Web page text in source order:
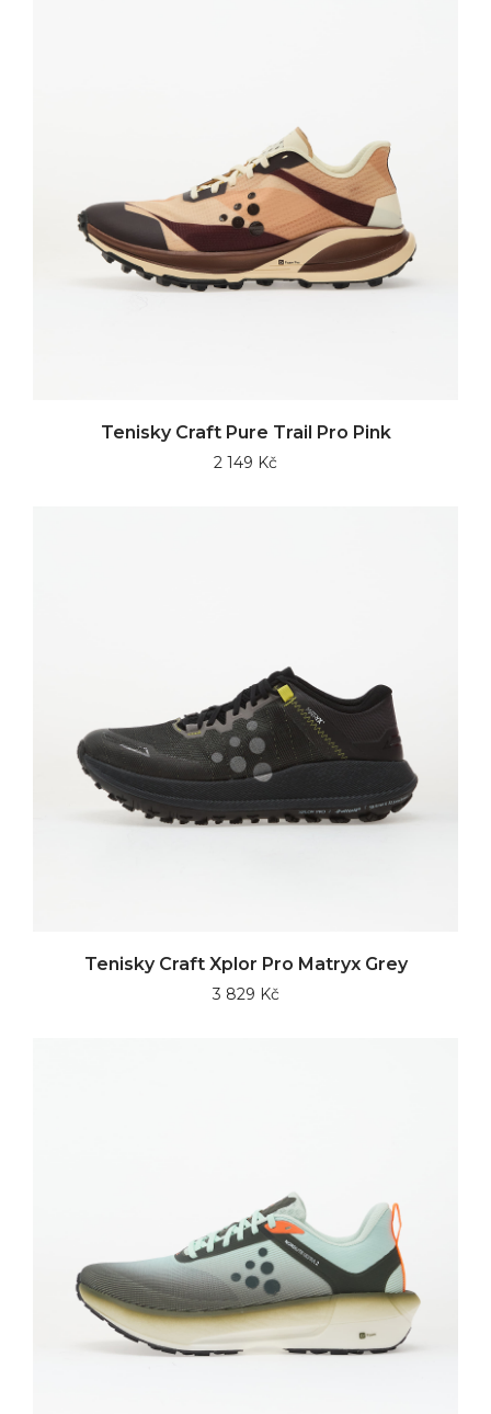
Tenisky Craft Pure Trail Pro Pink
2 149 Kč
Tenisky Craft Xplor Pro Matryx Grey
3 829 Kč